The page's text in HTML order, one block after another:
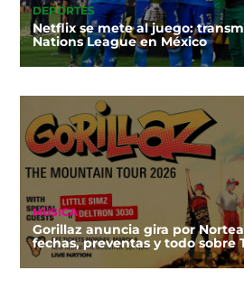
DEPORTES
Netflix se mete al juego:
Nations League en México
MÚSICA
Gorillaz anuncia gira por
fechas, preventas y todo sobre